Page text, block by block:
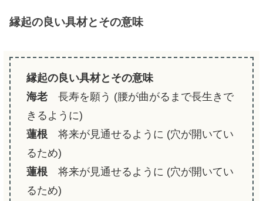
縁起の良い具材とその意味
縁起の良い具材とその意味
海老 長寿を願う (腰が曲がるまで長生きで
きるように)
蓮根 将来が見通せるように (穴が開いてい
るため)
蓮根 将来が見通せるように (穴が開いてい
るため)